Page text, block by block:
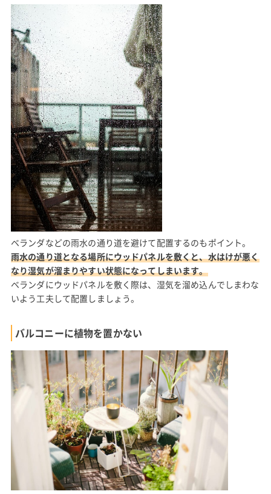
ベランダなどの雨水の通り道を避けて配置するのもポイント。
雨水の通り道となる場所にウッドパネルを敷くと、水はけが悪く
なり湿気が溜まりやすい状態になってしまいます。
ベランダにウッドパネルを敷く際は、湿気を溜め込んでしまわな
いよう工夫して配置しましょう。
バルコニーに植物を置かない